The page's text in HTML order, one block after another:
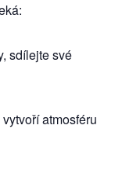
sdílejte své
atmosféru